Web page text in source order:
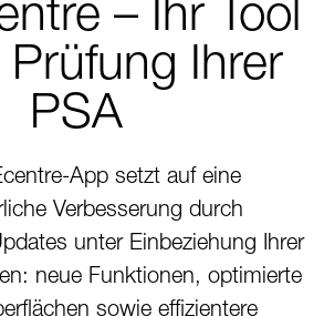
– Ihr Tool
Ihrer
PSA
App setzt auf eine
Verbesserung durch
unter Einbeziehung Ihrer
neue Funktionen, optimierte
sowie effizientere